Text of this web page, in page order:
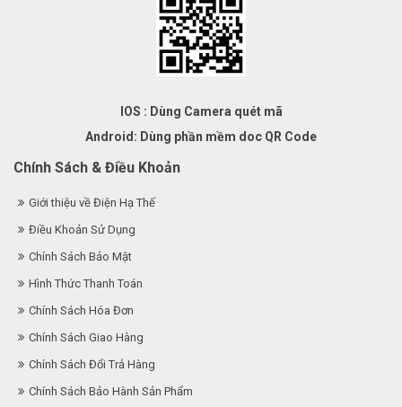
IOS : Dùng Camera quét mã
Android: Dùng phần mềm doc QR Code
Chính Sách & Điều Khoản
Giới thiệu về Điện Hạ Thế
Điều Khoản Sử Dụng
Chính Sách Bảo Mật
Hình Thức Thanh Toán
Chính Sách Hóa Đơn
Chính Sách Giao Hàng
Chính Sách Đổi Trả Hàng
Chính Sách Bảo Hành Sản Phẩm